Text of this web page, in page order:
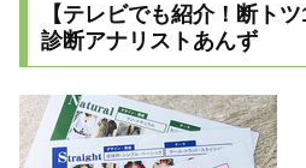
【テレビでも紹介！断ト
診断アナリストあんず